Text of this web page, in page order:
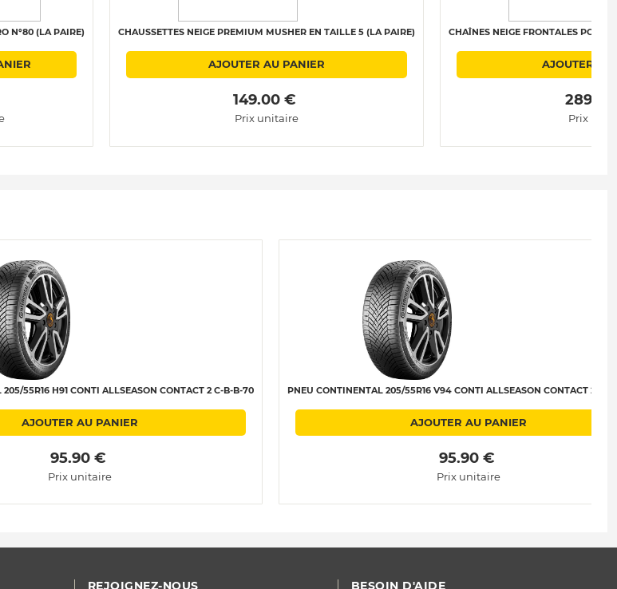
N°80 (LA PAIRE) CHAUSSETTES NEIGE PREMIUM MUSHER EN TAILLE 5 (LA PAIRE)
AJOUTER AU PANIER
149.00 €
Prix unitaire
CHAÎNES NEIGE FRONTALES
AJOUTER AU
Prix
55R16 H91 CONTI ALLSEASON CONTACT 2 C-B-B-70
AJOUTER AU PANIER
95.90 €
Prix unitaire
PNEU CONTINENTAL 205/55R16 V94 CONTI ALLSEASON CONTACT 2 XL
AJOUTER AU PANIER
95.90 €
Prix unitaire
REJOIGNEZ-NOUS BESOIN D'AIDE